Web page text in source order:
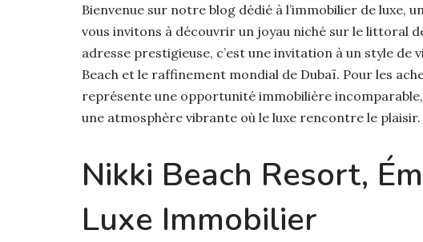
Bienvenue sur notre blog dédié à l’immobilier de luxe,
vous invitons à découvrir un joyau niché sur le littoral
adresse prestigieuse, c’est une invitation à un style
Beach et le raffinement mondial de Dubaï. Pour les
représente une opportunité immobilière
une atmosphère vibrante où le luxe rencontre le plaisir.
Nikki Beach Resort,
Luxe Immobilier